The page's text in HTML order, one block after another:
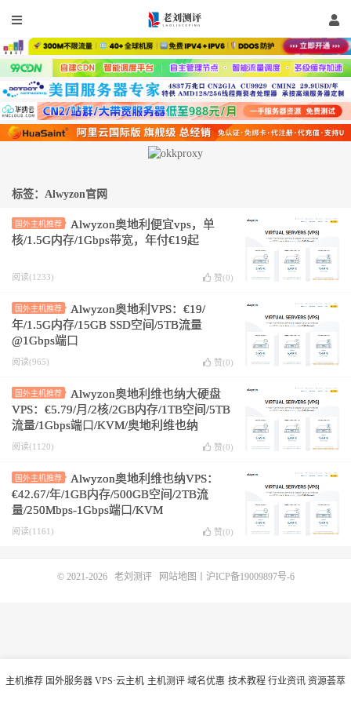
标签：Alwyzon官网
国外主机推荐
Alwyzon奥地利便宜vps，单
核/1.5G内存/1Gbps带宽，年付€19起
阅读(1233) 赞(0)
国外主机推荐
Alwyzon奥地利VPS：€19/
年/1.5G内存/15GB SSD空间/5TB流量
@1Gbps端口
阅读(965) 赞(0)
国外主机推荐
Alwyzon奥地利维也纳大硬盘
VPS：€5.79/月/2核/2GB内存/1TB空间/5TB
流量/1Gbps端口/KVM/奥地利维也纳
阅读(1120) 赞(0)
国外主机推荐
Alwyzon奥地利维也纳VPS：
€42.67/年/1GB内存/500GB空间/2TB流
量/250Mbps-1Gbps端口/KVM
阅读(1161) 赞(0)
主机推荐 国外服务器 VPS·云主机 主机测评 域名优惠 技术教程 行业资讯 资源荟萃
© 2021-2026 老刘测评 网站地图 沪ICP备19009897号-6